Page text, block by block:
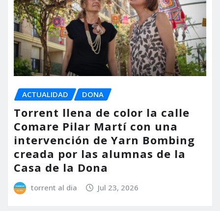
ACTUALIDAD DONA
Torrent llena de color la calle
Comare Pilar Martí con una
intervención de Yarn Bombing
creada por las alumnas de la
Casa de la Dona
torrent al dia Jul 23, 2026